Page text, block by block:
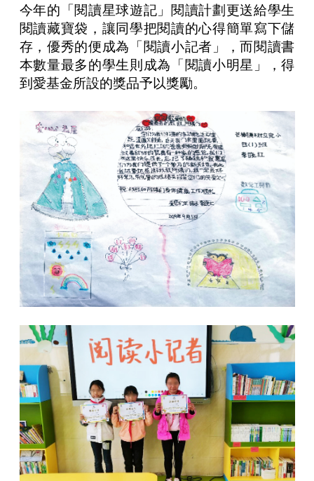
今年的「閱讀星球遊記」閱讀計劃更送給學生
閱讀藏寶袋，讓同學把閱讀的心得簡單寫下儲
存，優秀的便成為「閱讀小記者」，而閱讀書
本數量最多的學生則成為「閱讀小明星」，得
到愛基金所設的獎品予以獎勵。